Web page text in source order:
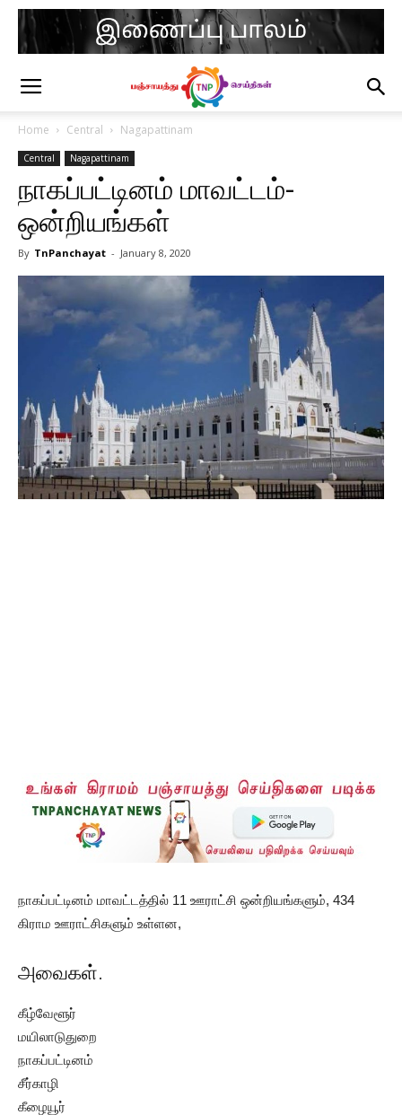
Home Central Nagapattinam
Central Nagapattinam
நாகப்பட்டினம் மாவட்டம்-
ஒன்றியங்கள்
By TnPanchayat - January 8, 2020
நாகப்பட்டினம் மாவட்டத்தில் 11 ஊராட்சி ஒன்றியங்களும், 434
கிராம ஊராட்சிகளும் உள்ளன,
அவைகள்.
கீழ்வேளூர்
மயிலாடுதுறை
நாகப்பட்டினம்
சீர்காழி
கீழையூர்